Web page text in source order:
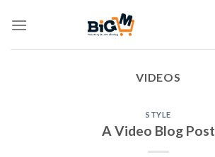
VIDEOS
STYLE
A Video Blog Post